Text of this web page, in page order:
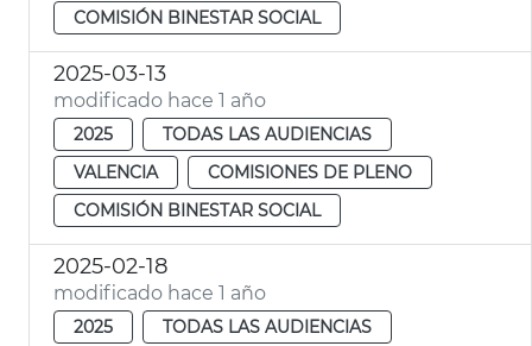
COMISIÓN BINESTAR SOCIAL
2025-03-13
modificado hace 1 año
2025
TODAS LAS AUDIENCIAS
VALENCIA
COMISIONES DE PLENO
COMISIÓN BINESTAR SOCIAL
2025-02-18
modificado hace 1 año
2025
TODAS LAS AUDIENCIAS